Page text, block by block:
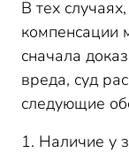
В тех
компенсации
сначала
вреда, суд
следующие
1. Наличие у